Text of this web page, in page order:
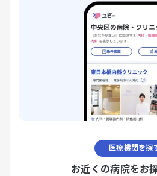
医療機関を探
お近くの病院をお